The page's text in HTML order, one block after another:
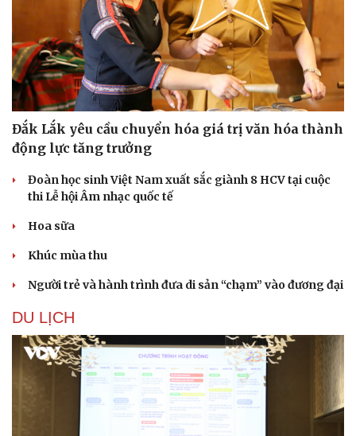
Đắk Lắk yêu cầu chuyển hóa giá trị văn hóa thành
động lực tăng trưởng
Đoàn học sinh Việt Nam xuất sắc giành 8 HCV tại cuộc
thi Lễ hội Âm nhạc quốc tế
Hoa sữa
Khúc mùa thu
Người trẻ và hành trình đưa di sản “chạm” vào đương đại
DU LỊCH